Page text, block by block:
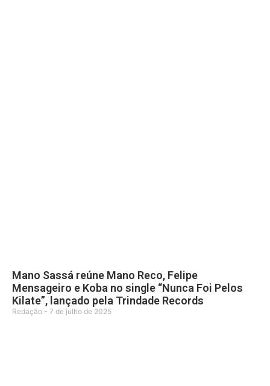
Mano Sassá reúne Mano Reco, Felipe
Mensageiro e Koba no single “Nunca Foi Pelos
Kilate”, lançado pela Trindade Records
Redação 7 de julho de 2025